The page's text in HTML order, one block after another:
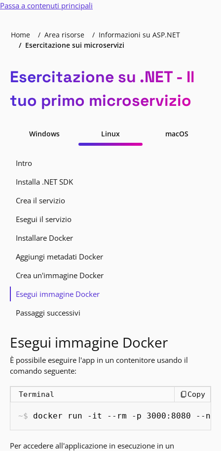
Passa a contenuti principali
Home Area risorse
Informazioni su ASP.NET
Esercitazione sui microservizi
Esercitazione su .NET - Il
tuo primo microservizio
Windows Linux macOS
Intro
Installa .NET SDK
Crea il servizio
Esegui il servizio
Installare Docker
Aggiungi metadati Docker
Crea un'immagine Docker
Esegui immagine Docker
Passaggi successivi
Esegui immagine Docker
È possibile eseguire l'app in un contenitore usando il
comando seguente:
Terminal Copy
docker run -it --rm -p 3000:8080 --
Per accedere all'applicazione in esecuzione in un